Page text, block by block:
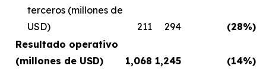
terceros (millones de
USD)
211 294
(28%)
Resultado operativo
(millones de USD)
1,068 1,245
(14%)